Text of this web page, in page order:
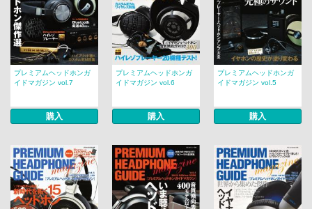
プレミアムヘッドホンガ
イドマガジン vol.7
購入
プレミアムヘッドホンガ
イドマガジン vol.6
購入
プレミアムヘッドホンガ
イドマガジン vol.5
購入